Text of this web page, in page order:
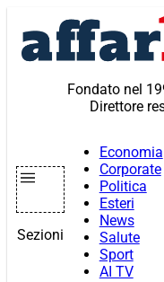
contenuto
Fondato nel
Direttore
Sezioni
Economia
Corporate
Politica
Esteri
News
Salute
Sport
AI TV